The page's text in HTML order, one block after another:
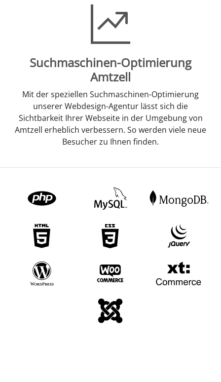
Suchmaschinen-Optimierung
Amtzell
Mit der speziellen Suchmaschinen-Optimierung
unserer Webdesign-Agentur lässt sich die
Sichtbarkeit Ihrer Webseite in der Umgebung von
Amtzell erheblich verbessern. So werden viele neue
Besucher zu Ihnen finden.